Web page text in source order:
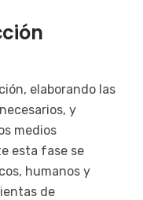
elaborando las
y
medios
esta fase se
humanos y
de